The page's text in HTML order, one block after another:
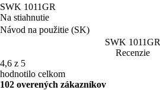
SWK 1011GR
Na stiahnutie
Návod na použitie (SK)
SWK 1011GR
Recenzie
4,6 z 5
hodnotilo celkom
102 overených zákazníkov